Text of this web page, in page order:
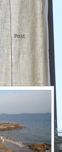
Post